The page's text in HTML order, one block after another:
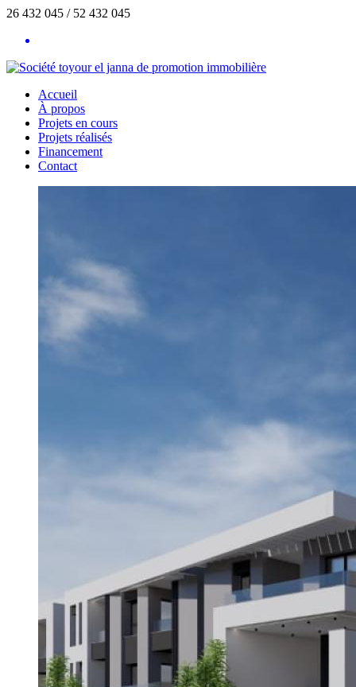
26 432 045 / 52 432 045
Accueil
À propos
Projets en cours
Projets réalisés
Financement
Contact